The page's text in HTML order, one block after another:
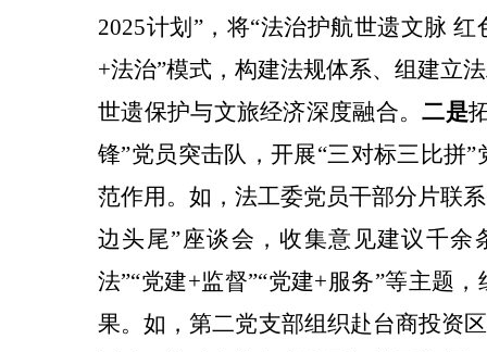
2025计划”，将“法治护航世遗文脉 红
+法治”模式，构建法规体系、组建立
世遗保护与文旅经济深度融合。二是
锋”党员突击队，开展“三对标三比拼
范作用。如，法工委党员干部分片联
边头尾”座谈会，收集意见建议千余
法”“党建+监督”“党建+服务”等主题
果。如，第二党支部组织赴台商投资